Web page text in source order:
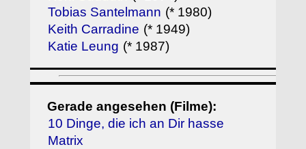
Tobias Santelmann (* 1980)
Keith Carradine (* 1949)
Katie Leung (* 1987)
Gerade angesehen (Filme):
10 Dinge, die ich an Dir hasse
Matrix